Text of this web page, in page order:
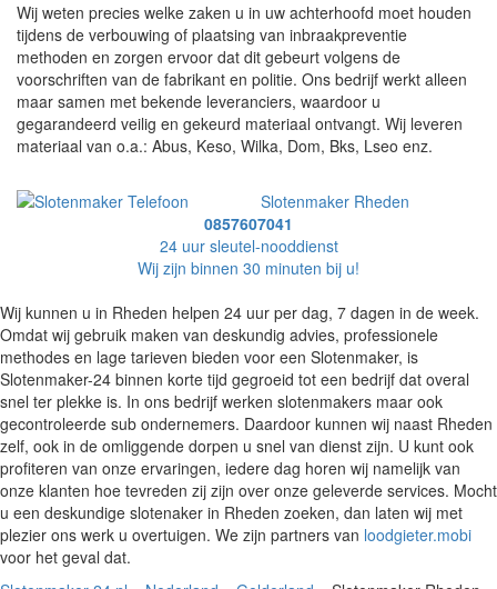
Wij weten precies welke zaken u in uw achterhoofd moet houden
tijdens de verbouwing of plaatsing van inbraakpreventie
methoden en zorgen ervoor dat dit gebeurt volgens de
voorschriften van de fabrikant en politie. Ons bedrijf werkt alleen
maar samen met bekende leveranciers, waardoor u
gegarandeerd veilig en gekeurd materiaal ontvangt. Wij leveren
materiaal van o.a.: Abus, Keso, Wilka, Dom, Bks, Lseo enz.
Slotenmaker Rheden
0857607041
24 uur sleutel-nooddienst
Wij zijn binnen 30 minuten bij u!
Wij kunnen u in Rheden helpen 24 uur per dag, 7 dagen in de week.
Omdat wij gebruik maken van deskundig advies, professionele
methodes en lage tarieven bieden voor een Slotenmaker, is
Slotenmaker-24 binnen korte tijd gegroeid tot een bedrijf dat overal
snel ter plekke is. In ons bedrijf werken slotenmakers maar ook
gecontroleerde sub ondernemers. Daardoor kunnen wij naast Rheden
zelf, ook in de omliggende dorpen u snel van dienst zijn. U kunt ook
profiteren van onze ervaringen, iedere dag horen wij namelijk van
onze klanten hoe tevreden zij zijn over onze geleverde services. Mocht
u een deskundige slotenaker in Rheden zoeken, dan laten wij met
plezier ons werk u overtuigen. We zijn partners van loodgieter.mobi
voor het geval dat.